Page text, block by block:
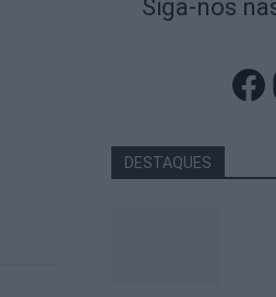
Siga-nos
DESTAQUES